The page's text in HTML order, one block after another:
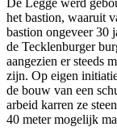
het bastion, waaruit
bastion ongeveer 30
de Tecklenburger
aangezien er steeds
zijn. Op eigen
de bouw van een
arbeid karren ze
40 meter mogelijk